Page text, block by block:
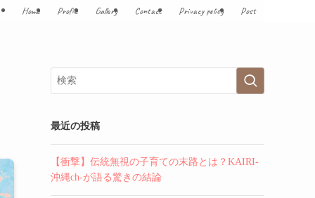
Home Profile Gallery Contact Privacy policy Post
最近の投稿
【衝撃】伝統無視の子育ての末路とは？KAIRI-
沖縄ch-が語る驚きの結論